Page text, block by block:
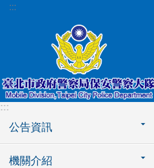
跳到主要內容區塊
:::
:::
公告資訊
機關介紹